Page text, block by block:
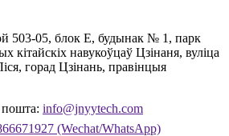
503-05, блок E, будынак № 1, парк
кітайскіх навукоўцаў Цзінаня, вуліца
горад Цзінань, правінцыя
info@jnyytech.com
(Wechat/WhatsApp)